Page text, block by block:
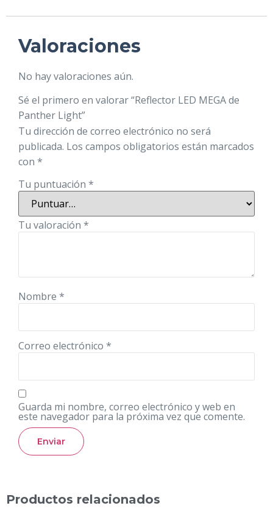
Valoraciones
No hay valoraciones aún.
Sé el primero en valorar “Reflector LED MEGA de
Panther Light”
Tu dirección de correo electrónico no será
publicada. Los campos obligatorios están marcados
con *
Tu puntuación *
Tu valoración *
Nombre *
Correo electrónico *
Guarda mi nombre, correo electrónico y web en
este navegador para la próxima vez que comente.
Productos relacionados